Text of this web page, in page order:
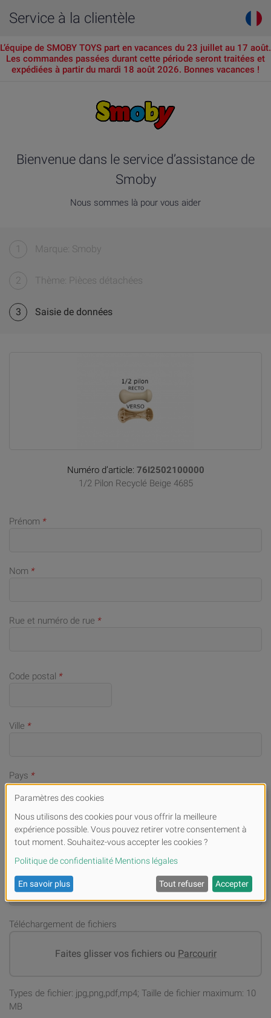
Service à la clientèle
L’équipe de SMOBY TOYS part en vacances du 23 juillet au 17 août.
Les commandes passées durant cette période seront traitées et
expédiées à partir du mardi 18 août 2026. Bonnes vacances !
Bienvenue dans le service d’assistance de
Smoby
Nous sommes là pour vous aider
1 Marque: Smoby
2 Thème: Pièces détachées
3 Saisie de données
Numéro d’article: 76I2502100000
1/2 Pilon Recyclé Beige 4685
Prénom *
Nom *
Rue et numéro de rue *
Code postal *
Ville *
Pays *
Numéro de téléphone portable (en cas de demandes)*
Adresse email*
Téléchargement de fichiers
Faites glisser vos fichiers ou Parcourir
Types de fichier: jpg,png,pdf,mp4; Taille de fichier maximum: 10
MB